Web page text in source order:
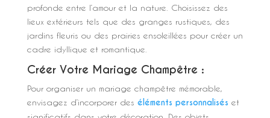
profonde entre l’amour et la nature. Choisissez des
lieux extérieurs tels que des granges rustiques, des
jardins fleuris ou des prairies ensoleillées pour créer un
cadre idyllique et romantique.
Créer Votre Mariage Champêtre :
Pour organiser un mariage champêtre mémorable,
envisagez d’incorporer des éléments personnalisés et